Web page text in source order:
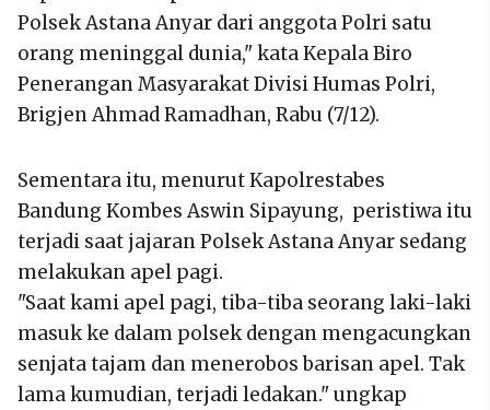
Polsek Astana Anyar dari anggota Polri satu
orang meninggal dunia," kata Kepala Biro
Penerangan Masyarakat Divisi Humas Polri,
Brigjen Ahmad Ramadhan, Rabu (7/12).
Sementara itu, menurut Kapolrestabes
Bandung Kombes Aswin Sipayung, peristiwa itu
terjadi saat jajaran Polsek Astana Anyar sedang
melakukan apel pagi.
"Saat kami apel pagi, tiba-tiba seorang laki-laki
masuk ke dalam polsek dengan mengacungkan
senjata tajam dan menerobos barisan apel. Tak
lama kumudian, terjadi ledakan." ungkap